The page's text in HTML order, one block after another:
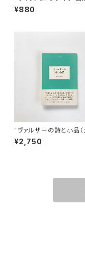
想" 並河亮 著
¥880
"ヴァルザーの詩と小品（
本棚）" ローベルト・ヴァ
著 / 飯吉光夫 編訳
¥2,750